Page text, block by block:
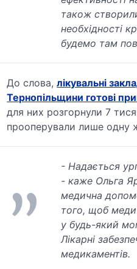
також
необхідності
будемо там
До слова,лікувальні
Тернопільщини готові
для них розгорнули 7
прооперували лише одну
- Надається
- каже Ольга
медична
того, щоб
у будь-який
Лікарні
медикаментів.